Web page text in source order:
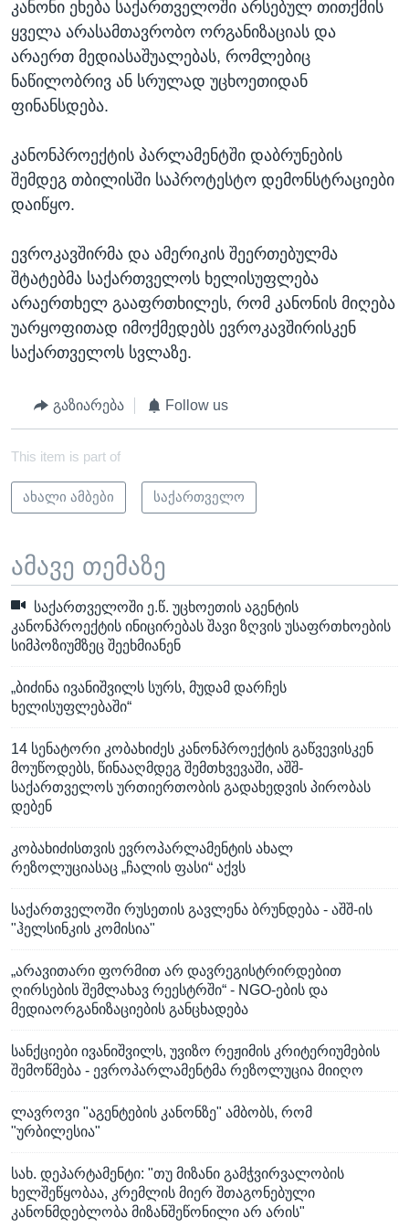
კანონი ეხება საქართველოში არსებულ თითქმის
ყველა არასამთავრობო ორგანიზაციას და
არაერთ მედიასაშუალებას, რომლებიც
ნაწილობრივ ან სრულად უცხოეთიდან
ფინანსდება.
კანონპროექტის პარლამენტში დაბრუნების
შემდეგ თბილისში საპროტესტო დემონსტრაციები
დაიწყო.
ევროკავშირმა და ამერიკის შეერთებულმა
შტატებმა საქართველოს ხელისუფლება
არაერთხელ გააფრთხილეს, რომ კანონის მიღება
უარყოფითად იმოქმედებს ევროკავშირისკენ
საქართველოს სვლაზე.
გაზიარება Follow us
This item is part of
ახალი ამბები საქართველო
ამავე თემაზე
საქართველოში ე.წ. უცხოეთის აგენტის
კანონპროექტის ინიცირებას შავი ზღვის უსაფრთხოების
სიმპოზიუმზეც შეეხმიანენ
„ბიძინა ივანიშვილს სურს, მუდამ დარჩეს
ხელისუფლებაში“
14 სენატორი კობახიძეს კანონპროექტის გაწვევისკენ
მოუწოდებს, წინააღმდეგ შემთხვევაში, აშშ-
საქართველოს ურთიერთობის გადახედვის პირობას
დებენ
კობახიძისთვის ევროპარლამენტის ახალ
რეზოლუციასაც „ჩალის ფასი“ აქვს
საქართველოში რუსეთის გავლენა ბრუნდება - აშშ-ის
"ჰელსინკის კომისია"
„არავითარი ფორმით არ დავრეგისტრირდებით
ღირსების შემლახავ რეესტრში“ - NGO-ების და
მედიაორგანიზაციების განცხადება
სანქციები ივანიშვილს, უვიზო რეჟიმის კრიტერიუმების
შემოწმება - ევროპარლამენტმა რეზოლუცია მიიღო
ლავროვი "აგენტების კანონზე" ამბობს, რომ
"ურბილესია"
სახ. დეპარტამენტი: "თუ მიზანი გამჭვირვალობის
ხელშეწყობაა, კრემლის მიერ შთაგონებული
კანონმდებლობა მიზანშეწონილი არ არის"